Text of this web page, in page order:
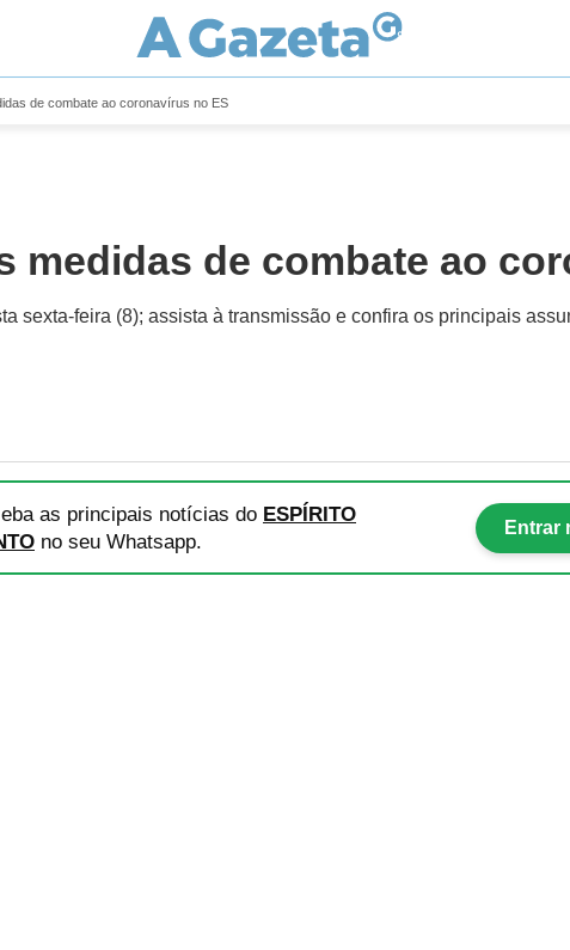
de combate ao coronavírus no ES
medidas de combate ao
sexta-feira (8); assista à transmissão e confira os principais
as principais notícias do ESPÍRITO
no seu Whatsapp.
Entrar